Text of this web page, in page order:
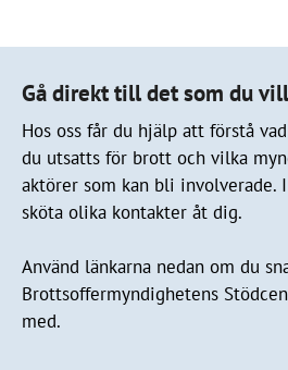
Gå direkt till det som du
Hos oss får du hjälp att förstå
du utsatts för brott och vilka
aktörer som kan bli involverade.
sköta olika kontakter åt dig.
Använd länkarna nedan om du
Brottsoffermyndighetens
med.